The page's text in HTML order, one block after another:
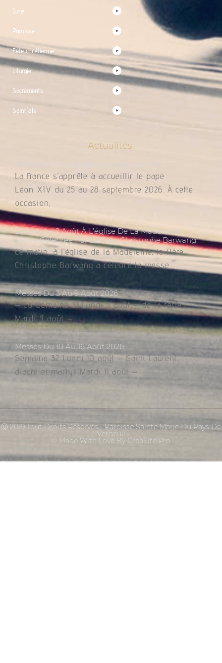
Curé
Paroisse
Fête chrétienne
Liturgie
Sacrements
Saint(e)s
Actualités
La France s’apprête à accueillir le pape
Léon XIV du 25 au 28 septembre 2026. À cette
occasion,
Dimanche 2 Août À L’église De La Madeleine,
Messe Célébrée Par Le Père Christophe Barwang
Ce matin, à l’église de la Madeleine, le Père
Christophe Barwang a célébré la messe.
Messes Du 3 Au 9 Août 2026
– Co Semaine 31 Lundi 3 août – de la férie
Mardi 4 août –
Messes Du 10 Au 16 Août 2026
Semaine 32 Lundi 10 août – Saint Laurent,
diacre et martyr Mardi 11 août –
Ⓒ 2019 Tout Droits Réservés - Paroisse Sainte Marie Du Pays De
Verneuil
© Made With Love By CreaSite.Pro